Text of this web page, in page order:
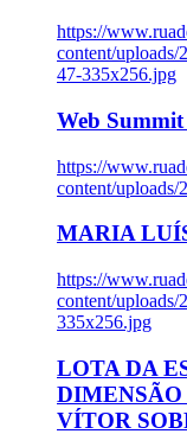
https://
content/uploads/
47-335x256.jpg
Web Summit
https://
content/uploads/
MARIA
https://
content/uploads/
335x256.jpg
LOTA DA
VÍTOR